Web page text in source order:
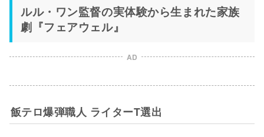
ルル・ワン監督の実体験から生まれた家族
劇『フェアウェル』
AD
飯テロ爆弾職人 ライターT選出